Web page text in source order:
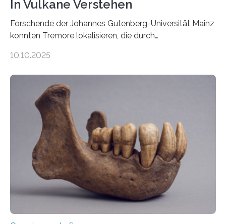
In Vulkane Verstehen
Forschende der Johannes Gutenberg-Universität Mainz
konnten Tremore lokalisieren, die durch
Vulkan? Was passiert in der Erde darunter? Wo
erzeugt durch Magma oder Gase, die sich durch
Schlote einen Weg nach oben bahnen? Jun.-Prof. Dr.
Miriam Christina Reiss, Vulkanseismologin an der
Johannes Gutenberg-Universität Mainz (JGU), und ihr
Team haben am Vulkan Oldoinyo Lengai in Tansania
solche Tremore lokalisiert. „Wir konnten die Tremore
nicht nur nachweisen, sondern ihren Ort in…
10.10.2025